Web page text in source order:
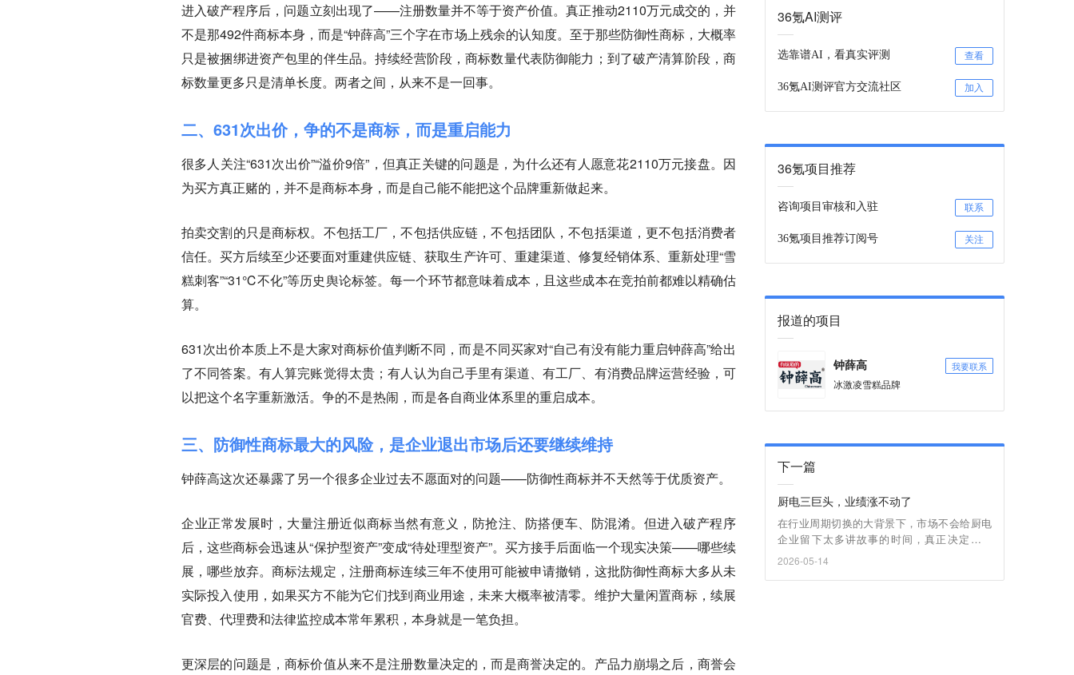
进入破产程序后，问题立刻出现了——注册数量并不等于资产价值。真正推动2110万元成交的，并
不是那492件商标本身，而是“钟薛高”三个字在市场上残余的认知度。至于那些防御性商标，大概率
只是被捆绑进资产包里的伴生品。持续经营阶段，商标数量代表防御能力；到了破产清算阶段，商
标数量更多只是清单长度。两者之间，从来不是一回事。
二、631次出价，争的不是商标，而是重启能力
很多人关注“631次出价”“溢价9倍”，但真正关键的问题是，为什么还有人愿意花2110万元接盘。因
为买方真正赌的，并不是商标本身，而是自己能不能把这个品牌重新做起来。
拍卖交割的只是商标权。不包括工厂，不包括供应链，不包括团队，不包括渠道，更不包括消费者
信任。买方后续至少还要面对重建供应链、获取生产许可、重建渠道、修复经销体系、重新处理“雪
糕刺客”“31℃不化”等历史舆论标签。每一个环节都意味着成本，且这些成本在竞拍前都难以精确估
算。
631次出价本质上不是大家对商标价值判断不同，而是不同买家对“自己有没有能力重启钟薛高”给出
了不同答案。有人算完账觉得太贵；有人认为自己手里有渠道、有工厂、有消费品牌运营经验，可
以把这个名字重新激活。争的不是热闹，而是各自商业体系里的重启成本。
三、防御性商标最大的风险，是企业退出市场后还要继续维持
钟薛高这次还暴露了另一个很多企业过去不愿面对的问题——防御性商标并不天然等于优质资产。
企业正常发展时，大量注册近似商标当然有意义，防抢注、防搭便车、防混淆。但进入破产程序
后，这些商标会迅速从“保护型资产”变成“待处理型资产”。买方接手后面临一个现实决策——哪些续
展，哪些放弃。商标法规定，注册商标连续三年不使用可能被申请撤销，这批防御性商标大多从未
实际投入使用，如果买方不能为它们找到商业用途，未来大概率被清零。维护大量闲置商标，续展
官费、代理费和法律监控成本常年累积，本身就是一笔负担。
更深层的问题是，商标价值从来不是注册数量决定的，而是商誉决定的。产品力崩塌之后，商誉会
36氪AI测评
选靠谱AI，看真实评测 查看
36氪AI测评官方交流社区 加入
36氪项目推荐
咨询项目审核和入驻 联系
36氪项目推荐订阅号 关注
报道的项目
钟薛高 我要联系
冰激凌雪糕品牌
下一篇
厨电三巨头，业绩涨不动了
在行业周期切换的大背景下，市场不会给厨电
企业留下太多讲故事的时间，真正决定生死
的，不是谁吹出来的概念最炫，而是谁的产品
2026-05-14